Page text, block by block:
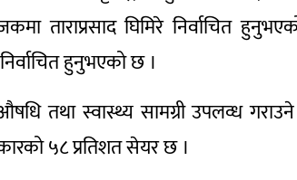
ताराप्रसाद घिमिरे निर्वाचित
हुनुभएको छ ।
तथा स्वास्थ्य सामग्री उपलव्ध
५८ प्रतिशत सेयर छ ।